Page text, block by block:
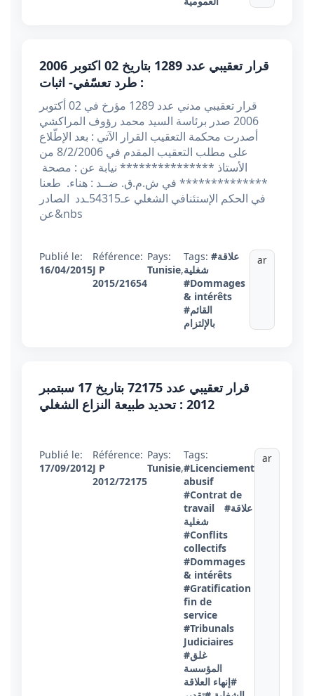
قرار تعقيبي عدد 1289 بتاريخ 02 اكتوبر 2006
: طرد تعسّفي- اثبات
قرار تعقيبي مدني عدد 1289 مؤرخ في 02 أكتوبر
2006 صدر برئاسة السيد محمد رؤوف المراكشي
أصدرت محكمة التعقيب القرار الآتي : بعد الإطّلاع
على مطلب التعقيب المقدم في 8/2/2006 من
الأستاذ *************** نيابة عن : مصحة
************** في ش.م.ق. ضــد : هناء. طعنا
في الحكم الإستئنافي الشغلي عـ54315ـدد الصادر
عن&nbs
Publié le:
16/04/2015
Référence:
J P
2015/21654
Pays:
Tunisie,
Tags: #علاقة
شغلية
#Dommages
& intérêts
#القائم
بالإلتزام
ar
قرار تعقيبي عدد 72175 بتاريخ 17 سبتمبر
2012 : تحديد طبيعة النزاع الشغلي
Publié le:
17/09/2012
Référence:
J P
2012/72175
Pays:
Tunisie,
Tags:
#Licenciement
abusif
#Contrat de
travail
#علاقة
شغلية
#Conflits
collectifs
#Dommages
& intérêts
#Gratification
fin de
service
#Tribunals
Judiciaires
#غلق
المؤسسة
#إنهاء العلاقة
ar